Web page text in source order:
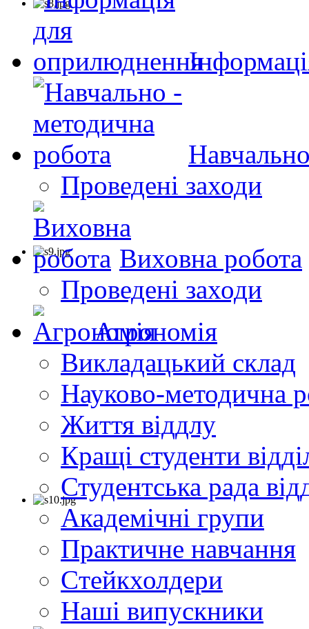
Проведені заходи
Виховна робота
Проведені заходи
Агрономія
Викладацький склад
Науково-методична
Життя віддлу
Кращі студенти
Студентська рада
Академічні групи
Практичне навчання
Cтейкхолдери
Наші випускники